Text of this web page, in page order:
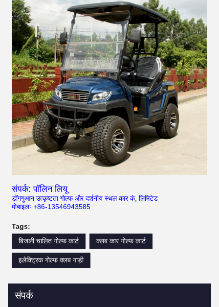
संपर्क: पॉलिन लियू
डोंगगुआन उत्कृष्टता गोल्फ और दर्शनीय स्थल कार कं, लिमिटेड
मोबाइलः +86-13546943585
Tags:
बिजली चालित गोल्फ कार्ट
क्लब कार गोल्फ कार्ट
इलेक्ट्रिक गोल्फ क्लब गाड़ी
संपर्क